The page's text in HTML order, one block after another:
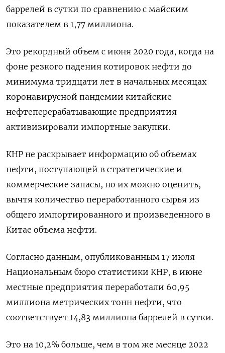
баррелей в сутки по сравнению с майским
показателем в 1,77 миллиона.
Это рекордный объем с июня 2020 года, когда на
фоне резкого падения котировок нефти до
минимума тридцати лет в начальных месяцах
коронавирусной пандемии китайские
нефтеперерабатывающие предприятия
активизировали импортные закупки.
КНР не раскрывает информацию об объемах
нефти, поступающей в стратегические и
коммерческие запасы, но их можно оценить,
вычтя количество переработанного сырья из
общего импортированного и произведенного в
Китае объема нефти.
Согласно данным, опубликованным 17 июля
Национальным бюро статистики КНР, в июне
местные предприятия переработали 60,95
миллиона метрических тонн нефти, что
соответствует 14,83 миллиона баррелей в сутки.
Это на 10,2% больше, чем в том же месяце 2022